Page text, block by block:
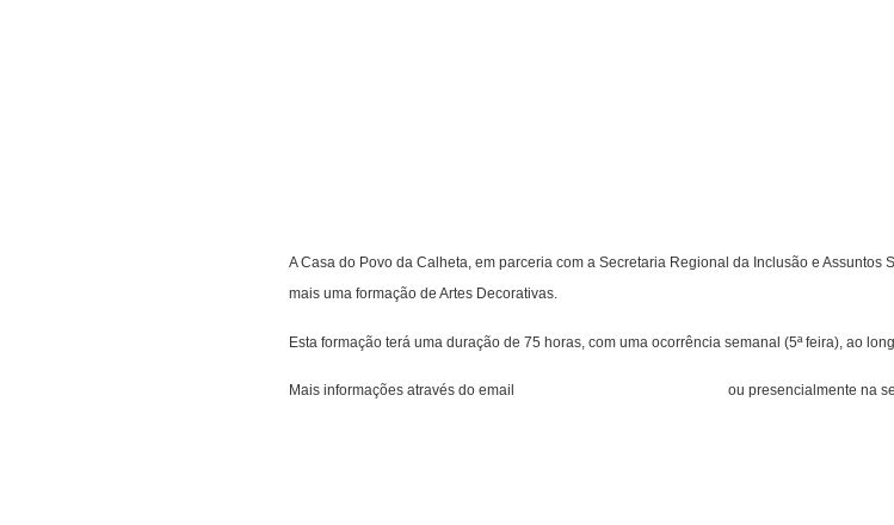
A Casa do Povo da Calheta, em parceria com a Secretaria Regional da Inclusão e
mais uma formação de Artes Decorativas.
Esta formação terá uma duração de 75 horas, com uma ocorrência semanal (5ª feira), ao
Mais informações através do email ou presencialmente na